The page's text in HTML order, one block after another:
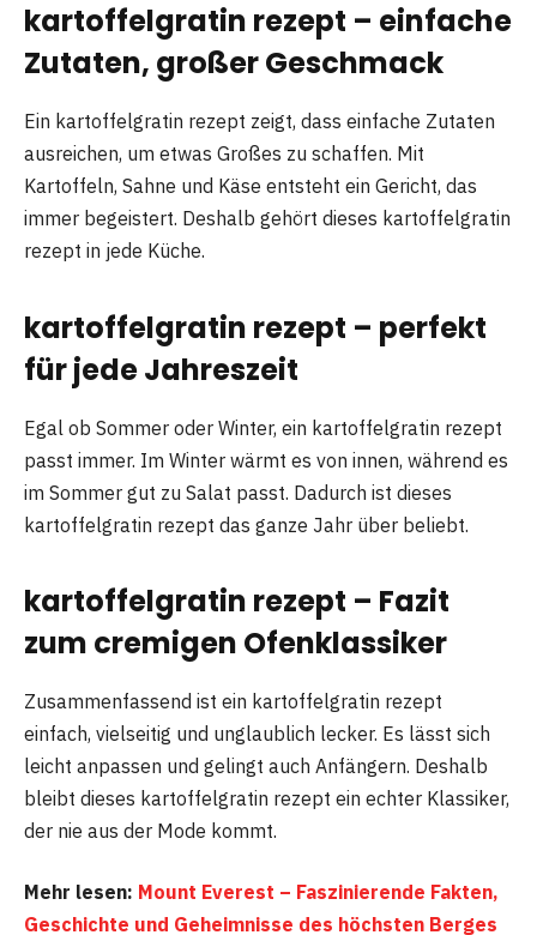
kartoffelgratin rezept – einfache
Zutaten, großer Geschmack
Ein kartoffelgratin rezept zeigt, dass einfache Zutaten
ausreichen, um etwas Großes zu schaffen. Mit
Kartoffeln, Sahne und Käse entsteht ein Gericht, das
immer begeistert. Deshalb gehört dieses kartoffelgratin
rezept in jede Küche.
kartoffelgratin rezept – perfekt
für jede Jahreszeit
Egal ob Sommer oder Winter, ein kartoffelgratin rezept
passt immer. Im Winter wärmt es von innen, während es
im Sommer gut zu Salat passt. Dadurch ist dieses
kartoffelgratin rezept das ganze Jahr über beliebt.
kartoffelgratin rezept – Fazit
zum cremigen Ofenklassiker
Zusammenfassend ist ein kartoffelgratin rezept
einfach, vielseitig und unglaublich lecker. Es lässt sich
leicht anpassen und gelingt auch Anfängern. Deshalb
bleibt dieses kartoffelgratin rezept ein echter Klassiker,
der nie aus der Mode kommt.
Mehr lesen: Mount Everest – Faszinierende Fakten,
Geschichte und Geheimnisse des höchsten Berges